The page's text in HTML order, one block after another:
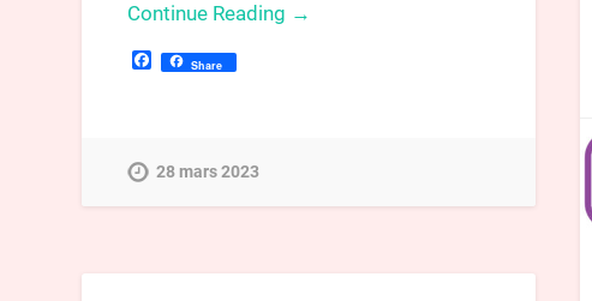
Continue Reading →
Facebook
Share
28 mars 2023